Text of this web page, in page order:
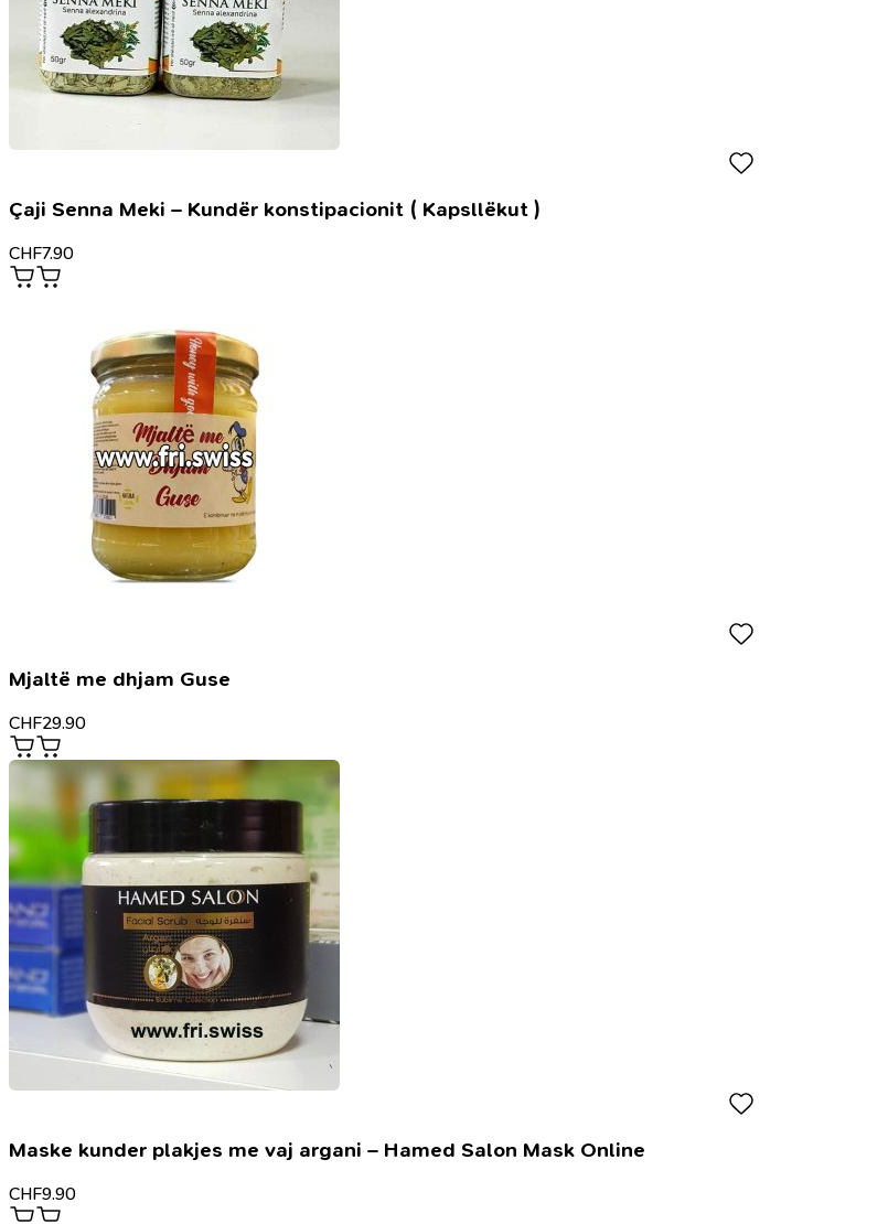
Çaji Senna Meki – Kundër konstipacionit ( Kapsllëkut )
CHF7.90
Mjaltë me dhjam Guse
CHF29.90
Maske kunder plakjes me vaj argani – Hamed Salon Mask Online
CHF9.90